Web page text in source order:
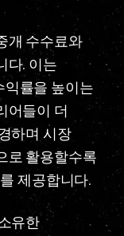
개 수수료와
다. 이는
익률을 높이는
어들이 더
하며 시장
로 활용할수록
제공합니다.
유한